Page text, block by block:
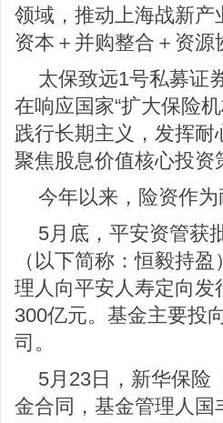
领域，推动上海战新产
资本＋并购整合＋资源
太保致远1号私募证
在响应国家“扩大保险
践行长期主义，发挥
聚焦股息价值核心投
今年以来，险资作
5月底，平安资管获
（以下简称：恒毅持
理人向平安人寿定向
300亿元。基金主要投
司。
5月23日，新华保险
金合同，基金管理人